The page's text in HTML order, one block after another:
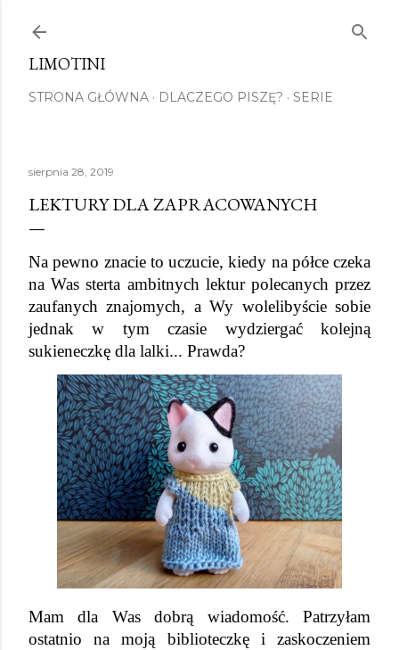
LIMOTINI
STRONA GŁÓWNA DLACZEGO PISZĘ? SERIE
sierpnia 28, 2019
LEKTURY DLA ZAPRACOWANYCH
Na pewno znacie to uczucie, kiedy na półce czeka
na Was sterta ambitnych lektur polecanych przez
zaufanych znajomych, a Wy wolelibyście sobie
jednak w tym czasie wydziergać kolejną
sukieneczkę dla lalki... Prawda?
Mam dla Was dobrą wiadomość. Patrzyłam
ostatnio na moją biblioteczkę i zaskoczeniem